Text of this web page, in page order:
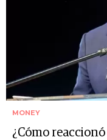
MONEY
¿Cómo